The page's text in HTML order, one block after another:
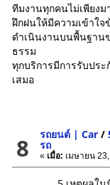
ทีมงานทุกคนไม่เพียง
ฝึกฝนให้มีความเข้าใ
ดำเนินงานบนพื้นฐาน
ธรรม
ทุกบริการมีการรับปร
เสมอ
8 รถยนต์ | Car /
รถ
« เมื่อ: เมษายน